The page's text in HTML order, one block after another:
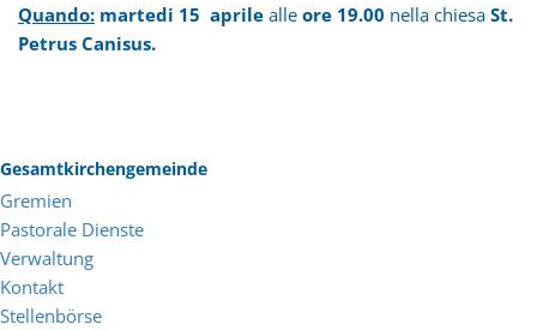
Quando: martedi 15 aprile alle ore 19.00 nella chiesa St.
Petrus Canisus.
Gesamtkirchengemeinde
Gremien
Pastorale Dienste
Verwaltung
Kontakt
Stellenbörse